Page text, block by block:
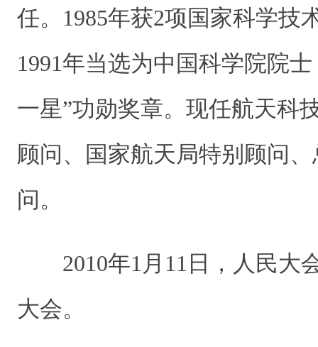
任。1985年获2项国家科学技
1991年当选为中国科学院院
一星”功勋奖章。现任航天科
顾问、国家航天局特别顾问
问。
2010年1月11日，人民大
大会。